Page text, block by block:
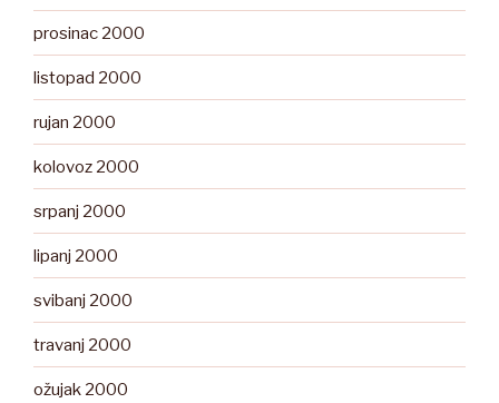
prosinac 2000
listopad 2000
rujan 2000
kolovoz 2000
srpanj 2000
lipanj 2000
svibanj 2000
travanj 2000
ožujak 2000